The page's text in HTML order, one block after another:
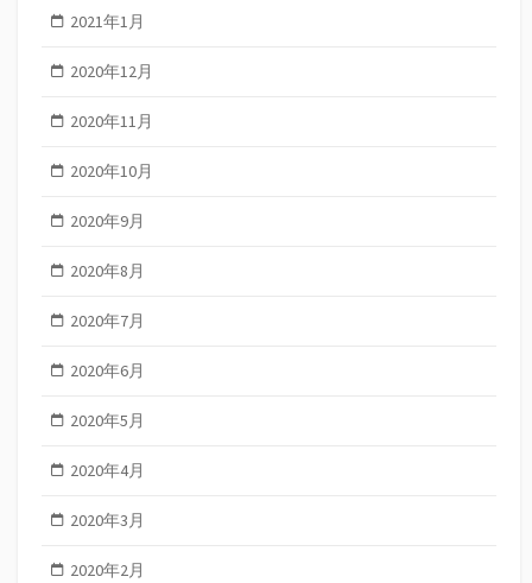
2021年1月
2020年12月
2020年11月
2020年10月
2020年9月
2020年8月
2020年7月
2020年6月
2020年5月
2020年4月
2020年3月
2020年2月